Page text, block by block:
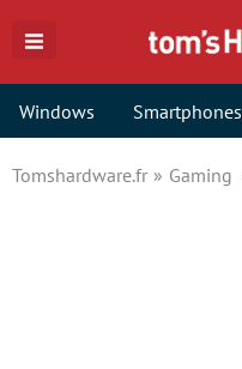
Windows Smartphones
Tomshardware.fr Gaming